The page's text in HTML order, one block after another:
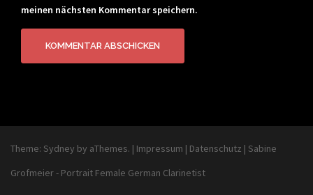
meinen nächsten Kommentar speichern.
Theme: Sydney by aThemes. | Impressum | Datenschutz | Sabine
Grofmeier - Portrait Female German Clarinetist